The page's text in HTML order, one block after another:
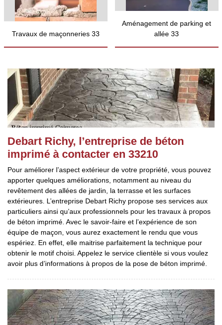
Travaux de maçonneries 33
Aménagement de parking et
allée 33
Debart Richy, l’entreprise de béton
imprimé à contacter en 33210
Pour améliorer l’aspect extérieur de votre propriété, vous pouvez
apporter quelques améliorations, notamment au niveau du
revêtement des allées de jardin, la terrasse et les surfaces
extérieures. L’entreprise Debart Richy propose ses services aux
particuliers ainsi qu’aux professionnels pour les travaux à propos
de béton imprimé. Avec le savoir-faire et l’expérience de son
équipe de maçon, vous aurez exactement le rendu que vous
espériez. En effet, elle maitrise parfaitement la technique pour
obtenir le motif choisi. Appelez le service clientèle si vous voulez
avoir plus d’informations à propos de la pose de béton imprimé.